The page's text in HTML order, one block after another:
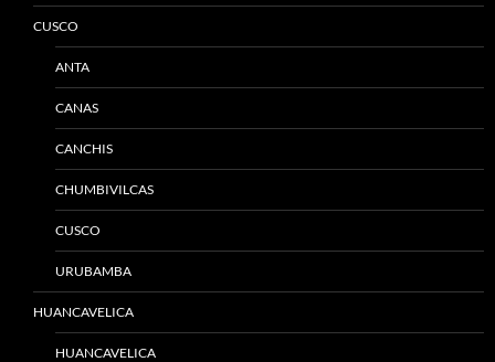
CUSCO
ANTA
CANAS
CANCHIS
CHUMBIVILCAS
CUSCO
URUBAMBA
HUANCAVELICA
HUANCAVELICA